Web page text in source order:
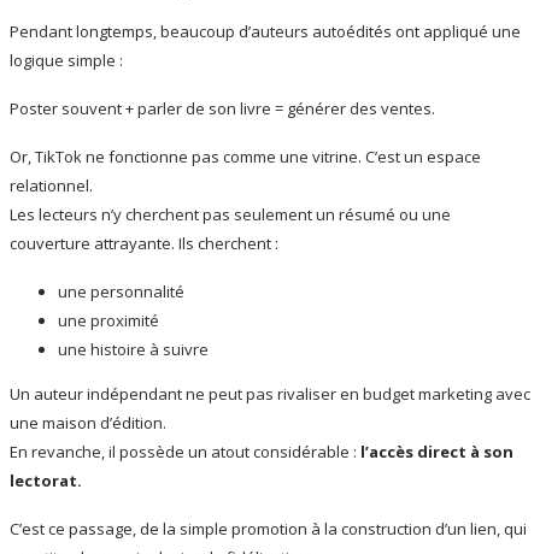
Pendant longtemps, beaucoup d’auteurs autoédités ont appliqué une
logique simple :
Poster souvent + parler de son livre = générer des ventes.
Or, TikTok ne fonctionne pas comme une vitrine. C’est un espace
relationnel.
Les lecteurs n’y cherchent pas seulement un résumé ou une
couverture attrayante. Ils cherchent :
une personnalité
une proximité
une histoire à suivre
Un auteur indépendant ne peut pas rivaliser en budget marketing avec
une maison d’édition.
En revanche, il possède un atout considérable : l’accès direct à son
lectorat.
C’est ce passage, de la simple promotion à la construction d’un lien, qui